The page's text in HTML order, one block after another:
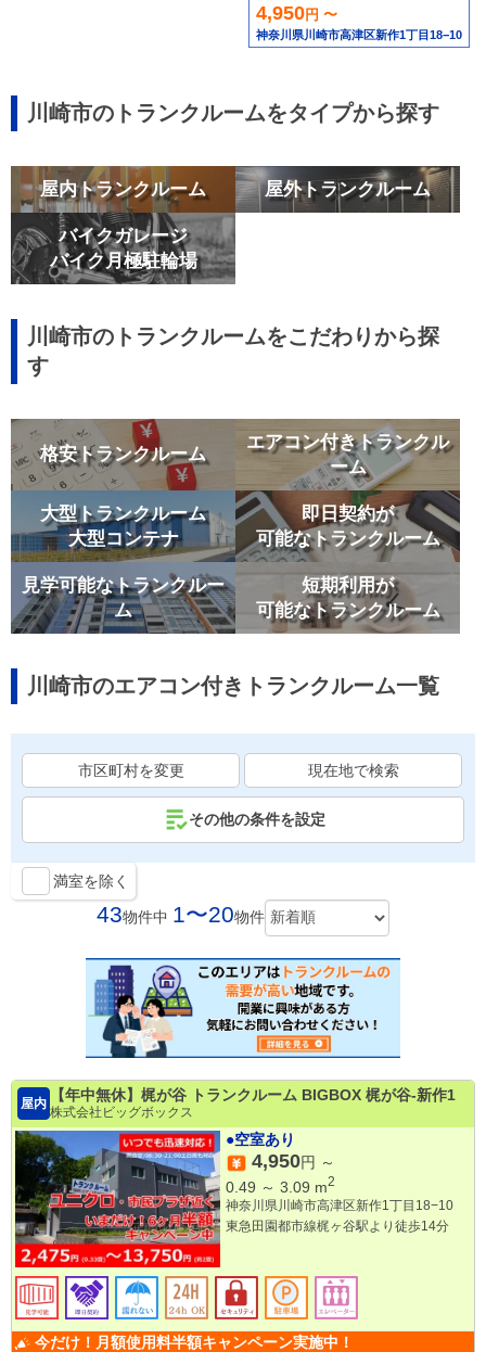
4,950円 〜
神奈川県川崎市高津区新作1丁目18−10
川崎市のトランクルームをタイプから探す
屋内トランクルーム 屋外トランクルーム
バイクガレージ
バイク月極駐輪場
川崎市のトランクルームをこだわりから探
す
格安トランクルーム
エアコン付きトランクル
ーム
大型トランクルーム
大型コンテナ
即日契約が
可能なトランクルーム
見学可能なトランクルー
ム
短期利用が
可能なトランクルーム
川崎市のエアコン付きトランクルーム一覧
市区町村を変更 現在地で検索
その他の条件を設定
満室を除く
43物件中 1〜20物件
屋内
【年中無休】梶が谷 トランクルーム BIGBOX 梶が谷-新作1
株式会社ビッグボックス
●空室あり
4,950円 ～
0.49 ～ 3.09 m2
神奈川県川崎市高津区新作1丁目18−10
東急田園都市線梶ヶ谷駅より徒歩14分
今だけ！月額使用料半額キャンペーン実施中！